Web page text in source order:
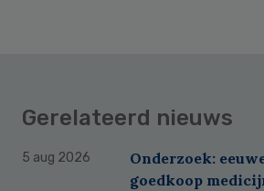
Gerelateerd nieuws
5 aug 2026
Onderzoek:
goedkoop